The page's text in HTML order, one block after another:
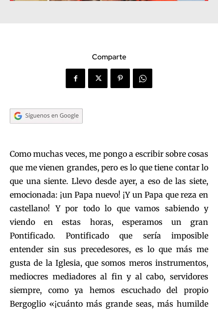
Comparte
Como muchas veces, me pongo a escribir sobre cosas
que me vienen grandes, pero es lo que tiene contar lo
que una siente. Llevo desde ayer, a eso de las siete,
emocionada: ¡un Papa nuevo! ¡Y un Papa que reza en
castellano! Y por todo lo que vamos sabiendo y
viendo en estas horas, esperamos un gran
Pontificado. Pontificado que sería imposible
entender sin sus precedesores, es lo que más me
gusta de la Iglesia, que somos meros instrumentos,
mediocres mediadores al fin y al cabo, servidores
siempre, como ya hemos escuchado del propio
Bergoglio «¡cuánto más grande seas, más humilde